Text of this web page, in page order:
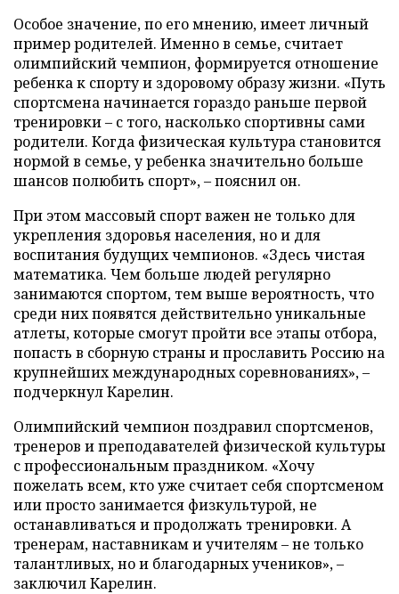
Особое значение, по его мнению, имеет личный
пример родителей. Именно в семье, считает
олимпийский чемпион, формируется отношение
ребенка к спорту и здоровому образу жизни. «Путь
спортсмена начинается гораздо раньше первой
тренировки – с того, насколько спортивны сами
родители. Когда физическая культура становится
нормой в семье, у ребенка значительно больше
шансов полюбить спорт», – пояснил он.
При этом массовый спорт важен не только для
укрепления здоровья населения, но и для
воспитания будущих чемпионов. «Здесь чистая
математика. Чем больше людей регулярно
занимаются спортом, тем выше вероятность, что
среди них появятся действительно уникальные
атлеты, которые смогут пройти все этапы отбора,
попасть в сборную страны и прославить Россию на
крупнейших международных соревнованиях», –
подчеркнул Карелин.
Олимпийский чемпион поздравил спортсменов,
тренеров и преподавателей физической культуры
с профессиональным праздником. «Хочу
пожелать всем, кто уже считает себя спортсменом
или просто занимается физкультурой, не
останавливаться и продолжать тренировки. А
тренерам, наставникам и учителям – не только
талантливых, но и благодарных учеников», –
заключил Карелин.